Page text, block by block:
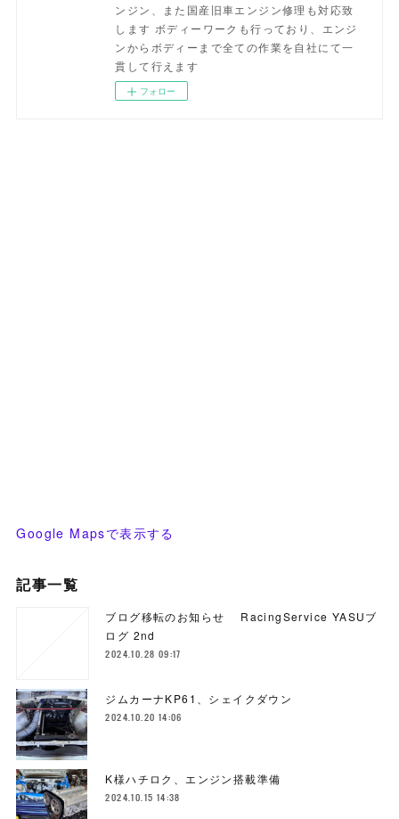
ンジン、また国産旧車エンジン修理も対応致
します ボディーワークも行っており、エンジ
ンからボディーまで全ての作業を自社にて一
貫して行えます
フォロー
Google Mapsで表示する
記事一覧
ブログ移転のお知らせ RacingService YASUブ
ログ 2nd
2024.10.28 09:17
ジムカーナKP61、シェイクダウン
2024.10.20 14:06
K様ハチロク、エンジン搭載準備
2024.10.15 14:38